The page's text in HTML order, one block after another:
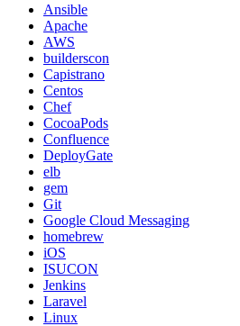
Ansible
Apache
AWS
builderscon
Capistrano
Centos
Chef
CocoaPods
Confluence
DeployGate
elb
gem
Git
Google Cloud Messaging
homebrew
iOS
ISUCON
Jenkins
Laravel
Linux